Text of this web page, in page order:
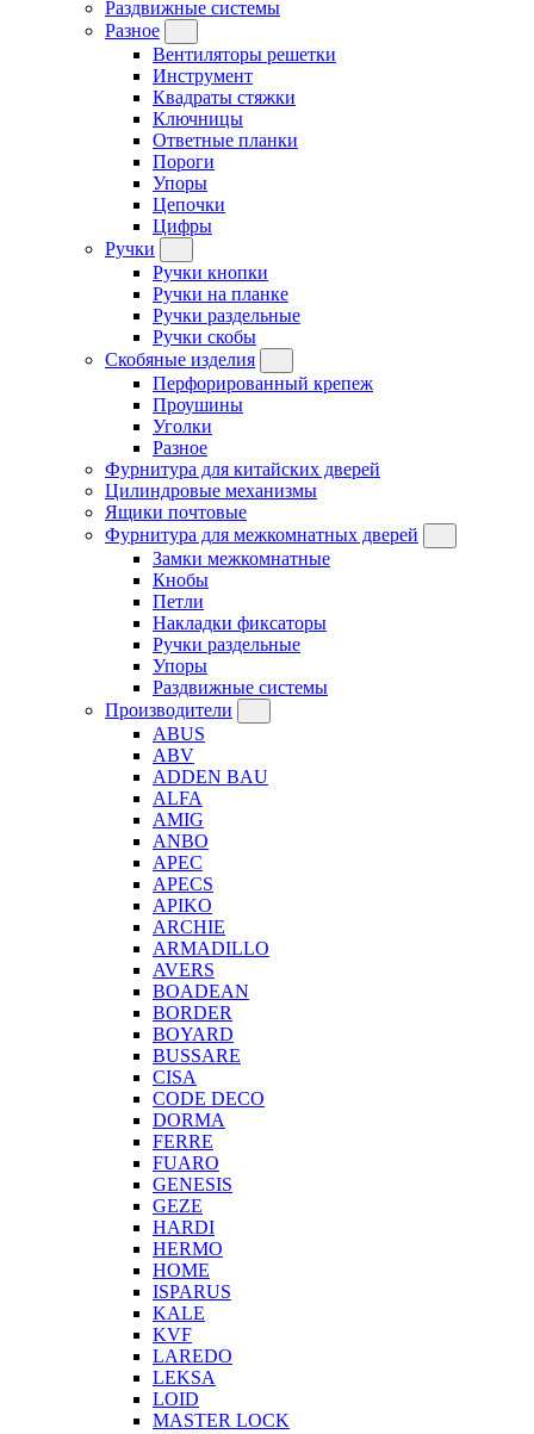
Раздвижные системы
Разное
Вентиляторы решетки
Инструмент
Квадраты стяжки
Ключницы
Ответные планки
Пороги
Упоры
Цепочки
Цифры
Ручки
Ручки кнопки
Ручки на планке
Ручки раздельные
Ручки скобы
Скобяные изделия
Перфорированный крепеж
Проушины
Уголки
Разное
Фурнитура для китайских дверей
Цилиндровые механизмы
Ящики почтовые
Фурнитура для межкомнатных дверей
Замки межкомнатные
Кнобы
Петли
Накладки фиксаторы
Ручки раздельные
Упоры
Раздвижные системы
Производители
ABUS
ABV
ADDEN BAU
ALFA
AMIG
ANBO
APEC
APECS
APIKO
ARCHIE
ARMADILLO
AVERS
BOADEAN
BORDER
BOYARD
BUSSARE
CISA
CODE DECO
DORMA
FERRE
FUARO
GENESIS
GEZE
HARDI
HERMO
HOMЕ
ISPARUS
KALE
KVF
LAREDO
LEKSA
LOID
MASTER LOCK